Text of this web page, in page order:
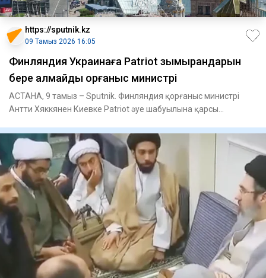
https://sputnik.kz
09 Тамыз 2026 16:05
Финляндия Украинаға Patriot зымырандарын
бере алмайды қорғаныс министрі
АСТАНА, 9 тамыз – Sputnik. Финляндия қорғаныс министрі
Антти Хяккянен Киевке Patriot әуе шабуылына қарсы